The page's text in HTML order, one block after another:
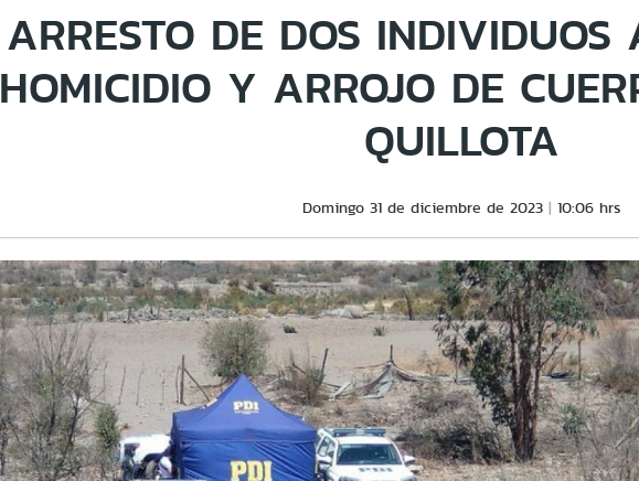
ARRESTO DE DOS INDIVIDUOS
HOMICIDIO Y ARROJO DE
QUILLOTA
Domingo 31 de diciembre de 2023 10:06 hrs